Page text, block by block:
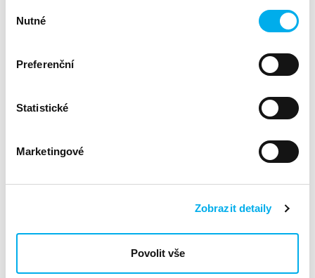
souhlasu
Nutné
Preferenční
Statistické
Marketingové
Zobrazit detaily
Povolit vše